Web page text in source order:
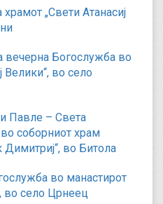
„Свети Атанасиј
вечерна Богослужба во
Велики“, во село
Павле – Света
во соборниот храм
во Битола
во манастирот
во село Црнеец